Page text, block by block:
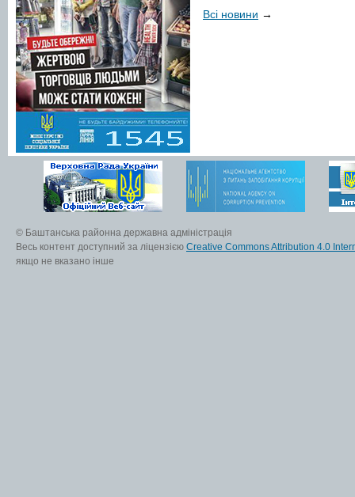
Всі новини →
© Баштанська районна державна адміністрація
Весь контент доступний за ліцензією Creative Commons Attribution 4.0
якщо не вказано інше